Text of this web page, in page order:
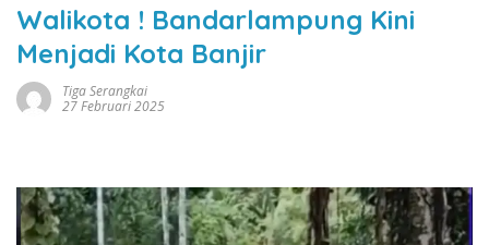
Walikota ! Bandarlampung Kini
Menjadi Kota Banjir
Tiga Serangkai
27 Februari 2025